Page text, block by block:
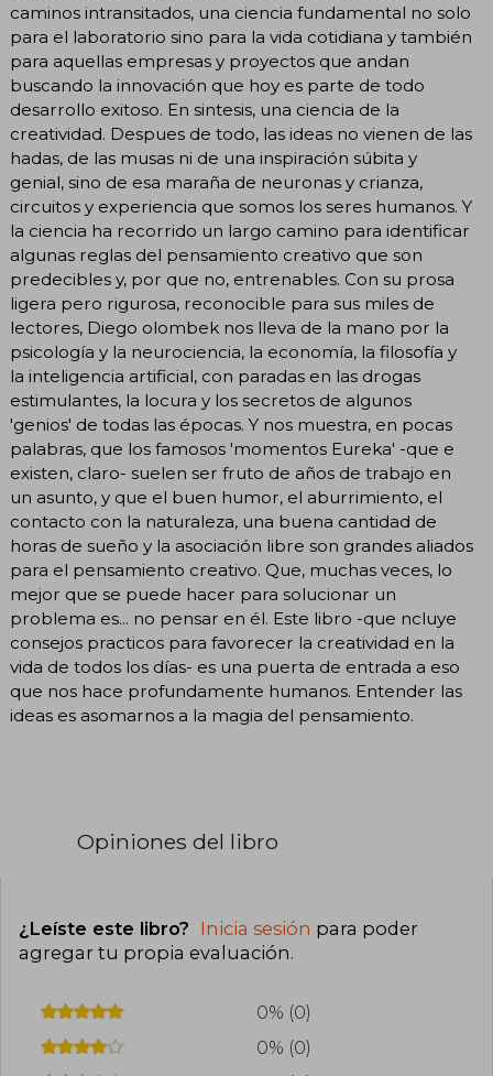
caminos intransitados, una ciencia fundamental no solo
para el laboratorio sino para la vida cotidiana y también
para aquellas empresas y proyectos que andan
buscando la innovación que hoy es parte de todo
desarrollo exitoso. En sintesis, una ciencia de la
creatividad. Despues de todo, las ideas no vienen de las
hadas, de las musas ni de una inspiración súbita y
genial, sino de esa maraña de neuronas y crianza,
circuitos y experiencia que somos los seres humanos. Y
la ciencia ha recorrido un largo camino para identificar
algunas reglas del pensamiento creativo que son
predecibles y, por que no, entrenables. Con su prosa
ligera pero rigurosa, reconocible para sus miles de
lectores, Diego olombek nos lleva de la mano por la
psicología y la neurociencia, la economía, la filosofía y
la inteligencia artificial, con paradas en las drogas
estimulantes, la locura y los secretos de algunos
'genios' de todas las épocas. Y nos muestra, en pocas
palabras, que los famosos 'momentos Eureka' -que e
existen, claro- suelen ser fruto de años de trabajo en
un asunto, y que el buen humor, el aburrimiento, el
contacto con la naturaleza, una buena cantidad de
horas de sueño y la asociación libre son grandes aliados
para el pensamiento creativo. Que, muchas veces, lo
mejor que se puede hacer para solucionar un
problema es... no pensar en él. Este libro -que ncluye
consejos practicos para favorecer la creatividad en la
vida de todos los días- es una puerta de entrada a eso
que nos hace profundamente humanos. Entender las
ideas es asomarnos a la magia del pensamiento.
Opiniones del libro
¿Leíste este libro? Inicia sesión para poder
agregar tu propia evaluación.
0% (0)
0% (0)